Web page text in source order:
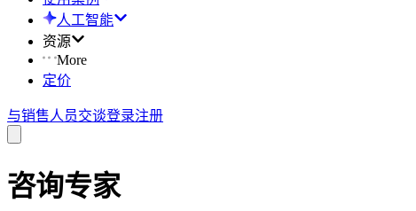
人工智能
资源
More
定价
与销售人员交谈登录注册
咨询专家